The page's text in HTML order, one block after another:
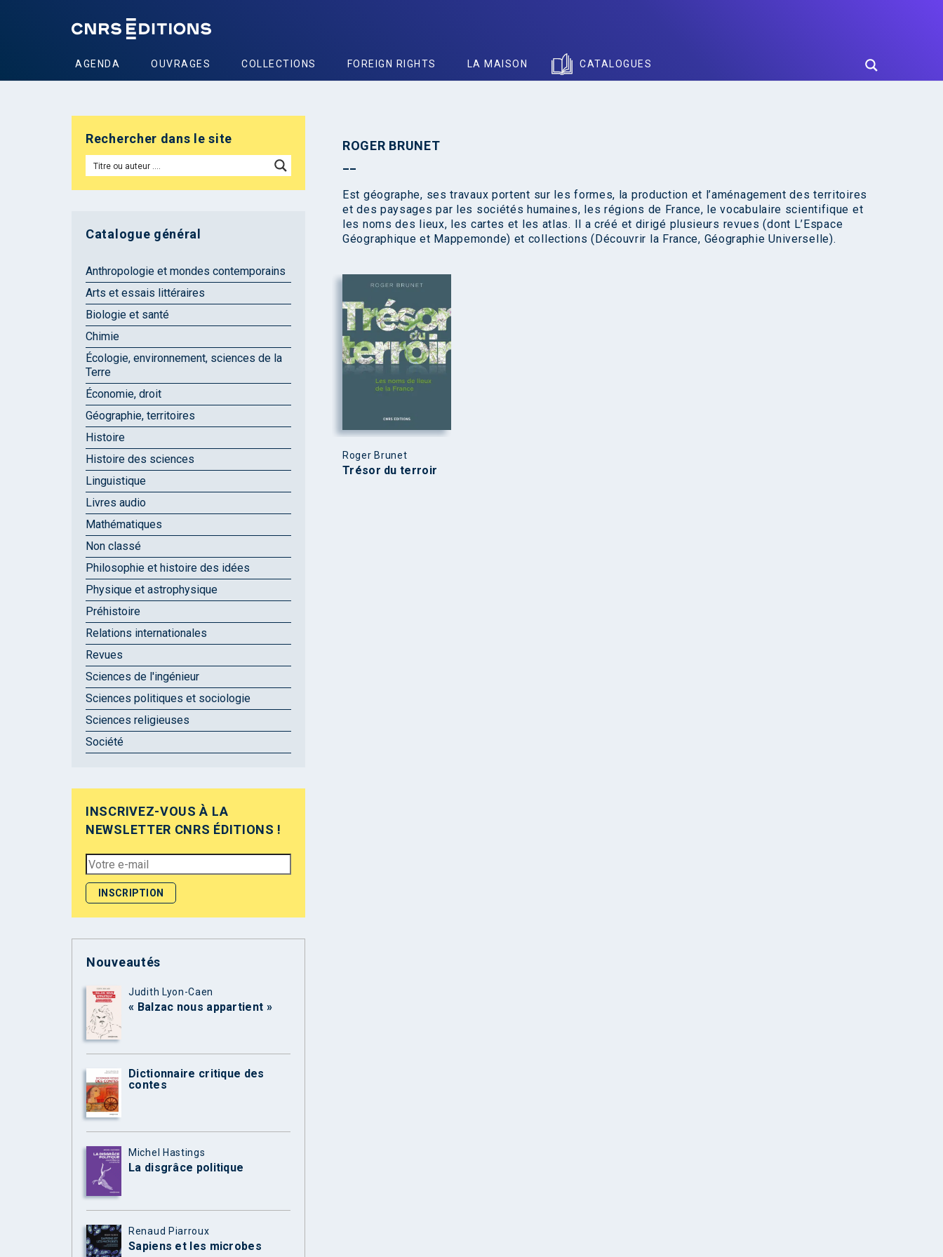
AGENDA OUVRAGES COLLECTIONS FOREIGN RIGHTS LA MAISON CATALOGUES
ROGER BRUNET
Est géographe, ses travaux portent sur les formes, la production et l’aménagement des territoires
et des paysages par les sociétés humaines, les régions de France, le vocabulaire scientifique et
les noms des lieux, les cartes et les atlas. Il a créé et dirigé plusieurs revues (dont L’Espace
Géographique et Mappemonde) et collections (Découvrir la France, Géographie Universelle).
Roger Brunet
Trésor du terroir
Rechercher dans le site
Catalogue général
Anthropologie et mondes contemporains
Arts et essais littéraires
Biologie et santé
Chimie
Écologie, environnement, sciences de la
Terre
Économie, droit
Géographie, territoires
Histoire
Histoire des sciences
Linguistique
Livres audio
Mathématiques
Non classé
Philosophie et histoire des idées
Physique et astrophysique
Préhistoire
Relations internationales
Revues
Sciences de l'ingénieur
Sciences politiques et sociologie
Sciences religieuses
Société
INSCRIVEZ-VOUS À LA
NEWSLETTER CNRS ÉDITIONS !
Nouveautés
Judith Lyon-Caen
« Balzac nous appartient »
Dictionnaire critique des
contes
Michel Hastings
La disgrâce politique
Renaud Piarroux
Sapiens et les microbes